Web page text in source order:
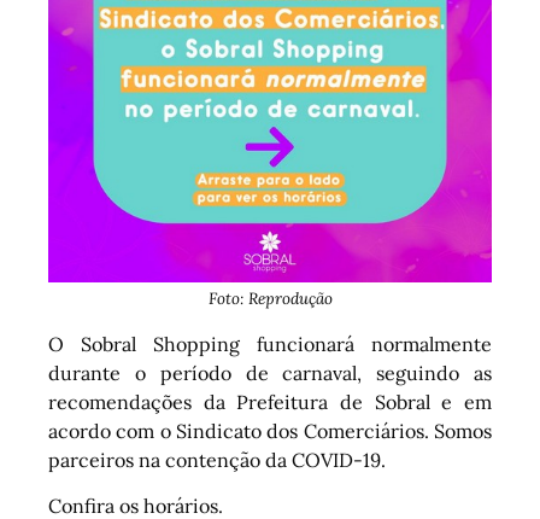
Foto: Reprodução
O Sobral Shopping funcionará normalmente
durante o período de carnaval, seguindo as
recomendações da Prefeitura de Sobral e em
acordo com o Sindicato dos Comerciários. Somos
parceiros na contenção da COVID-19.
Confira os horários.